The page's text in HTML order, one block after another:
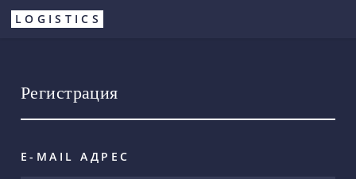
Перейти
LOGISTICS
Регистрация
E-MAIL АДРЕС